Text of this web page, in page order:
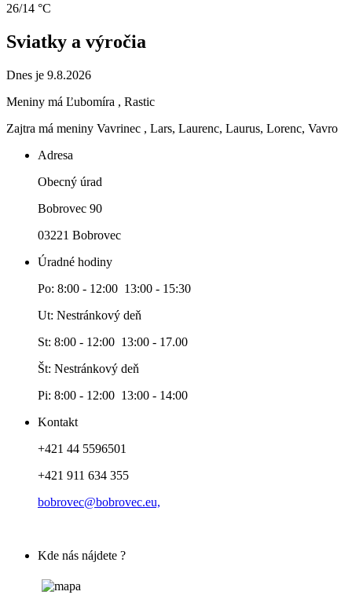
26/14 °C
Sviatky a výročia
Dnes je 9.8.2026
Meniny má Ľubomíra , Rastic
Zajtra má meniny Vavrinec , Lars, Laurenc, Laurus, Lorenc, Vavro
Adresa
Obecný úrad
Bobrovec 90
03221 Bobrovec
Úradné hodiny
Po: 8:00 - 12:00 13:00 - 15:30
Ut: Nestránkový deň
St: 8:00 - 12:00 13:00 - 17.00
Št: Nestránkový deň
Pi: 8:00 - 12:00 13:00 - 14:00
Kontakt
+421 44 5596501
+421 911 634 355
bobrovec@bobrovec.eu,
Kde nás nájdete ?